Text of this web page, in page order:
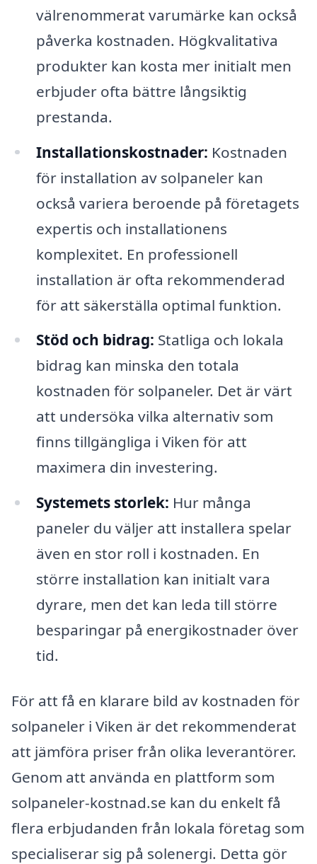
välrenommerat varumärke kan också
påverka kostnaden. Högkvalitativa
produkter kan kosta mer initialt men
erbjuder ofta bättre långsiktig
prestanda.
Installationskostnader: Kostnaden
för installation av solpaneler kan
också variera beroende på företagets
expertis och installationens
komplexitet. En professionell
installation är ofta rekommenderad
för att säkerställa optimal funktion.
Stöd och bidrag: Statliga och lokala
bidrag kan minska den totala
kostnaden för solpaneler. Det är värt
att undersöka vilka alternativ som
finns tillgängliga i Viken för att
maximera din investering.
Systemets storlek: Hur många
paneler du väljer att installera spelar
även en stor roll i kostnaden. En
större installation kan initialt vara
dyrare, men det kan leda till större
besparingar på energikostnader över
tid.
För att få en klarare bild av kostnaden för
solpaneler i Viken är det rekommenderat
att jämföra priser från olika leverantörer.
Genom att använda en plattform som
solpaneler-kostnad.se kan du enkelt få
flera erbjudanden från lokala företag som
specialiserar sig på solenergi. Detta gör